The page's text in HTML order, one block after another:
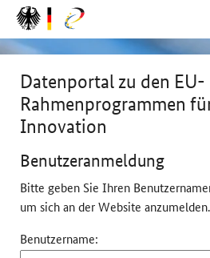
Zum Hauptinhalt springen
Datenportal zu den EU-
Rahmenprogrammen
Innovation
Benutzeranmeldung
Bitte geben Sie Ihren
um sich an der Website anzumelden.
Benutzername: